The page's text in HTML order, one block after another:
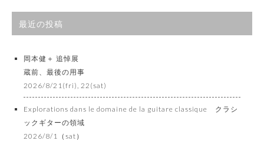
最近の投稿
岡本健＋ 追悼展
蔵前、最後の用事
2026/8/21(fri), 22(sat)
Explorations dans le domaine de la guitare classique クラシ
ックギターの領域
2026/8/1（sat）